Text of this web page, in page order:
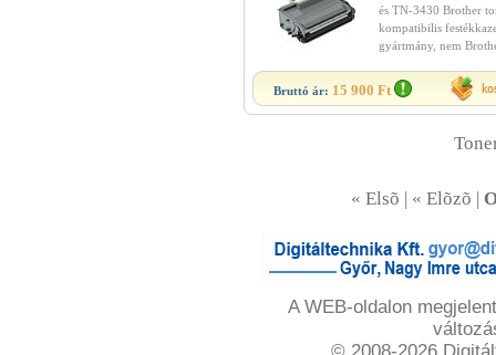
és TN-3430 Brother
kompatibilis
gyártmány, nem
Bruttó ár: 15 900 Ft
« Elsõ | « Elõzõ |
A WEB-oldalon